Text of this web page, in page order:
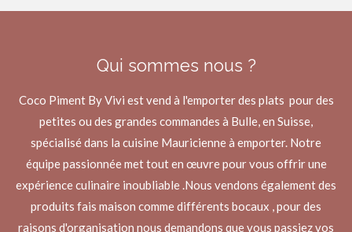
Qui sommes nous ?
Coco Piment By Vivi est vend à l'emporter des plats pour des
petites ou des grandes commandes à Bulle, en Suisse,
spécialisé dans la cuisine Mauricienne à emporter. Notre
équipe passionnée met tout en œuvre pour vous offrir une
expérience culinaire inoubliable .Nous vendons également des
produits fais maison comme différents bocaux , pour des
raisons d'organisation nous demandons que vous passiez vos